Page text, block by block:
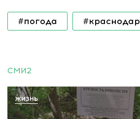
#погода #краснодар
СМИ2
ЖИЗНЬ